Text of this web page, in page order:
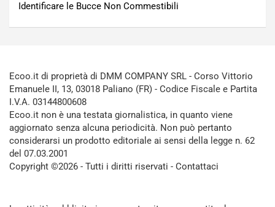
Identificare le Bucce Non Commestibili
Ecoo.it di proprietà di DMM COMPANY SRL - Corso Vittorio
Emanuele II, 13, 03018 Paliano (FR) - Codice Fiscale e Partita
I.V.A. 03144800608
Ecoo.it non è una testata giornalistica, in quanto viene
aggiornato senza alcuna periodicità. Non può pertanto
considerarsi un prodotto editoriale ai sensi della legge n. 62
del 07.03.2001
Copyright ©2026 - Tutti i diritti riservati - Contattaci